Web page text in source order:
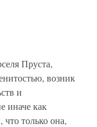
Пруста,
возник
и
иначе как
только она,